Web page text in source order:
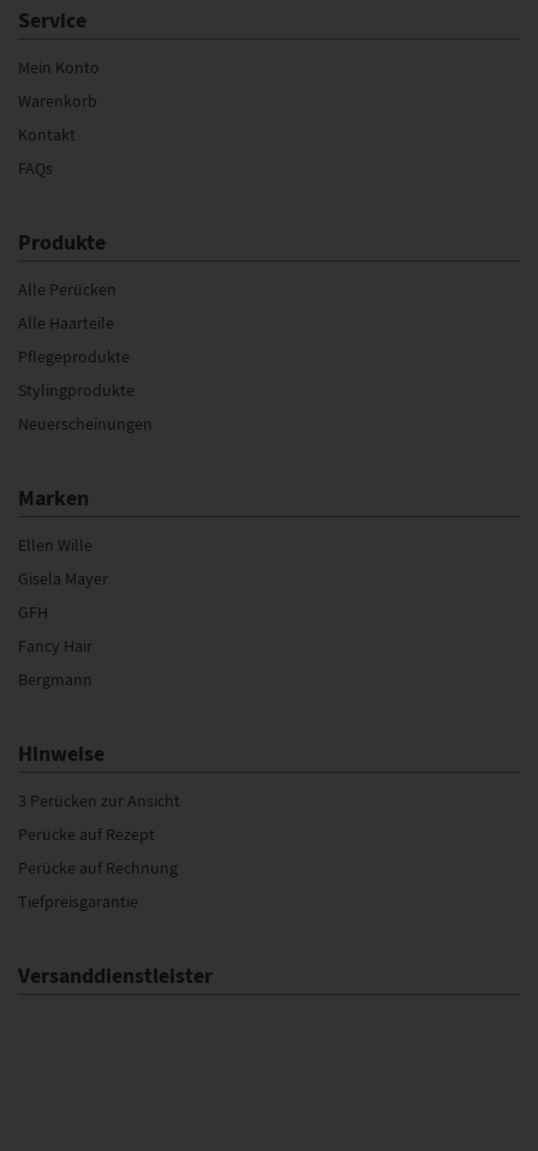
Service
Mein Konto
Warenkorb
Kontakt
FAQs
Produkte
Alle Perücken
Alle Haarteile
Pflegeprodukte
Stylingprodukte
Neuerscheinungen
Marken
Ellen Wille
Gisela Mayer
GFH
Fancy Hair
Bergmann
Hinweise
3 Perücken zur Ansicht
Perücke auf Rezept
Perücke auf Rechnung
Tiefpreisgarantie
Versanddienstleister